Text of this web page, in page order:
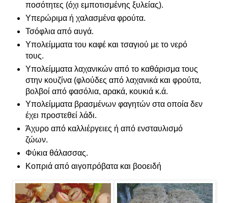
ποσότητες (όχι εμποτισμένης ξυλείας).
Υπερώριμα ή χαλασμένα φρούτα.
Τσόφλια από αυγά.
Υπολείμματα του καφέ και τσαγιού με το νερό
τους.
Υπολείμματα λαχανικών από το καθάρισμα τους
στην κουζίνα (φλούδες από λαχανικά και φρούτα,
βολβοί από φασόλια, αρακά, κουκιά κ.ά.
Υπολείμματα βρασμένων φαγητών στα οποία δεν
έχει προστεθεί λάδι.
Άχυρο από καλλιέργειες ή από ενσταυλισμό
ζώων.
Φύκια θάλασσας.
Κοπριά από αιγοπρόβατα και βοοειδή